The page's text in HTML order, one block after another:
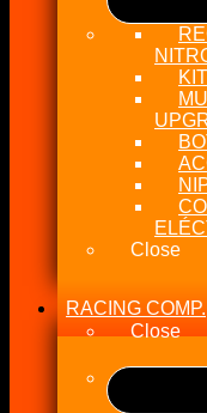
Close
RACING COMP.
Close